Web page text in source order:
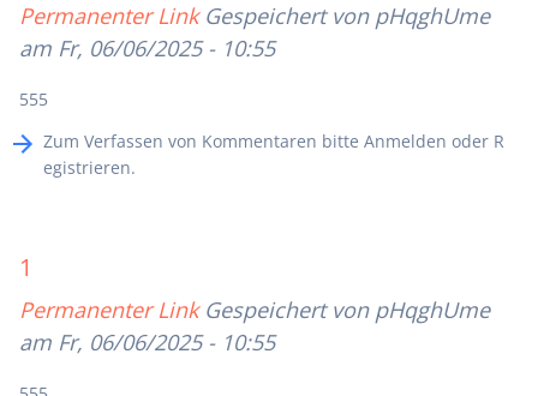
Permanenter Link Gespeichert von pHqghUme
am Fr, 06/06/2025 - 10:55
555
Zum Verfassen von Kommentaren bitte Anmelden oder R
egistrieren.
1
Permanenter Link Gespeichert von pHqghUme
am Fr, 06/06/2025 - 10:55